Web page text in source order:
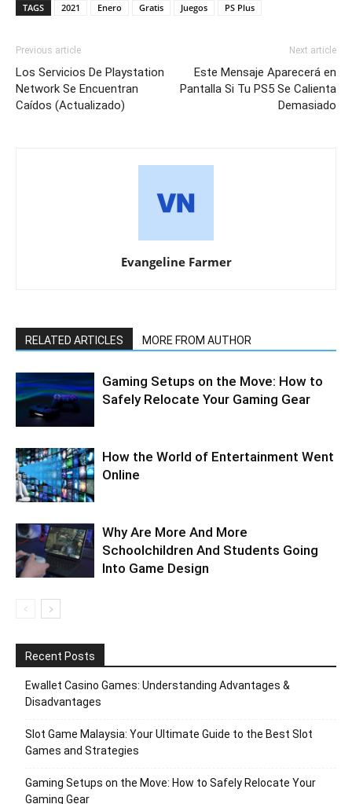
TAGS 2021 Enero Gratis Juegos PS Plus
Previous article
Los Servicios De Playstation
Network Se Encuentran
Caídos (Actualizado)
Next article
Este Mensaje Aparecerá en
Pantalla Si Tu PS5 Se Calienta
Demasiado
Evangeline Farmer
RELATED ARTICLES MORE FROM AUTHOR
Gaming Setups on the Move: How to
Safely Relocate Your Gaming Gear
How the World of Entertainment Went
Online
Why Are More And More
Schoolchildren And Students Going
Into Game Design
Recent Posts
Ewallet Casino Games: Understanding Advantages &
Disadvantages
Slot Game Malaysia: Your Ultimate Guide to the Best Slot
Games and Strategies
Gaming Setups on the Move: How to Safely Relocate Your
Gaming Gear